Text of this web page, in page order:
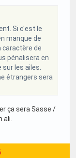
Si c'est le
manque de
caractère de
pénalisera en
sur les ailes.
étrangers sera
ça sera Sasse /
ali.